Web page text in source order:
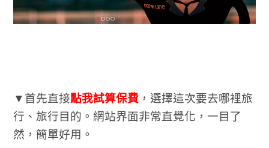
▼首先直接點我試算保費，選擇這次要去哪裡旅
行、旅行目的。網站界面非常直覺化，一目了
然，簡單好用。